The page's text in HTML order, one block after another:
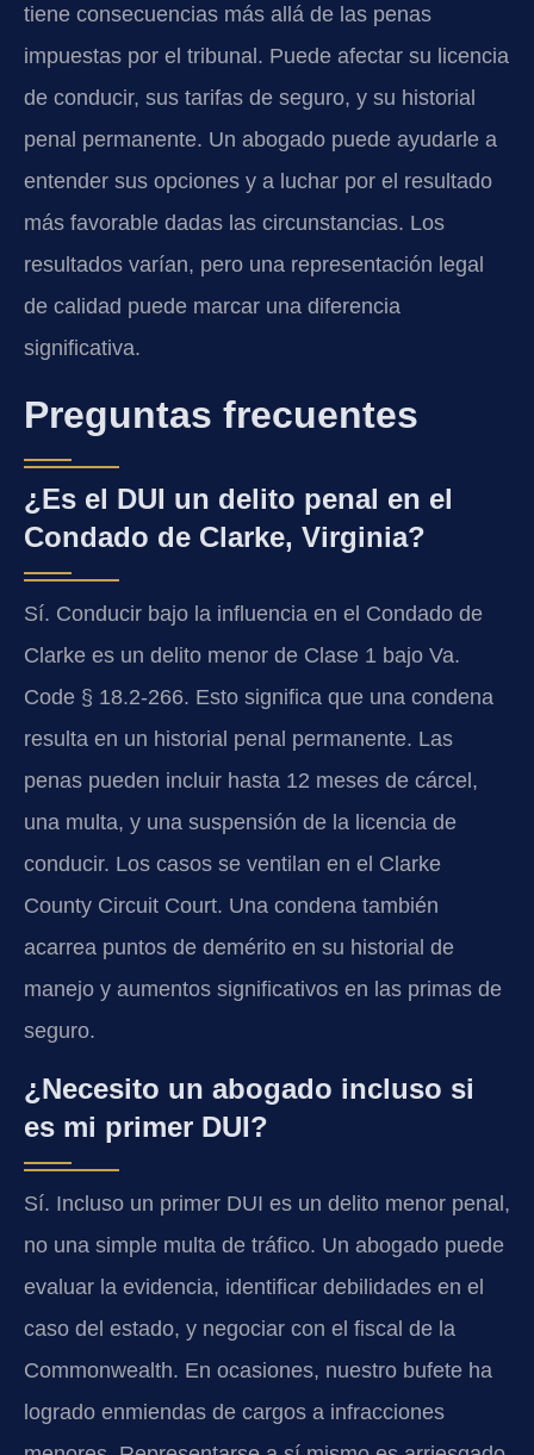
tiene consecuencias más allá de las penas
impuestas por el tribunal. Puede afectar su licencia
de conducir, sus tarifas de seguro, y su historial
penal permanente. Un abogado puede ayudarle a
entender sus opciones y a luchar por el resultado
más favorable dadas las circunstancias. Los
resultados varían, pero una representación legal
de calidad puede marcar una diferencia
significativa.
Preguntas frecuentes
¿Es el DUI un delito penal en el
Condado de Clarke, Virginia?
Sí. Conducir bajo la influencia en el Condado de
Clarke es un delito menor de Clase 1 bajo Va.
Code § 18.2-266. Esto significa que una condena
resulta en un historial penal permanente. Las
penas pueden incluir hasta 12 meses de cárcel,
una multa, y una suspensión de la licencia de
conducir. Los casos se ventilan en el Clarke
County Circuit Court. Una condena también
acarrea puntos de demérito en su historial de
manejo y aumentos significativos en las primas de
seguro.
¿Necesito un abogado incluso si
es mi primer DUI?
Sí. Incluso un primer DUI es un delito menor penal,
no una simple multa de tráfico. Un abogado puede
evaluar la evidencia, identificar debilidades en el
caso del estado, y negociar con el fiscal de la
Commonwealth. En ocasiones, nuestro bufete ha
logrado enmiendas de cargos a infracciones